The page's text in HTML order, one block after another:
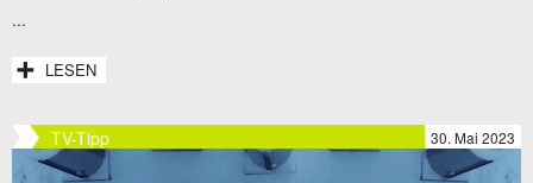
...
LESEN
TV-Tipp 30. Mai 2023